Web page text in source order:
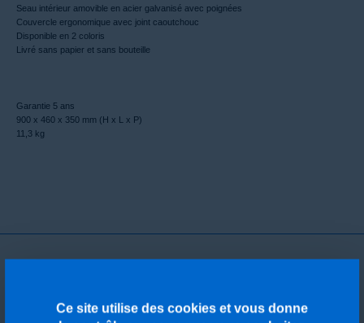
Seau intérieur amovible en acier galvanisé avec poignées
Couvercle ergonomique avec joint caoutchouc
Disponible en 2 coloris
Livré sans papier et sans bouteille
Garantie 5 ans
900 x 460 x 350 mm (H x L x P)
11,3 kg
et son réceptacle intégré encouragent un nettoyage rapide et
Ce site utilise des cookies et vous donne